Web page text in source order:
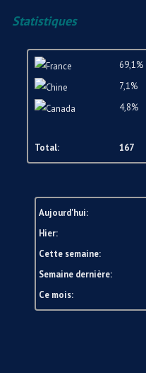
Statistiques
69,1%
7,1%
4,8%
Total: 167
Aujourd'hui:
Hier:
Cette semaine:
Semaine dernière:
Ce mois: